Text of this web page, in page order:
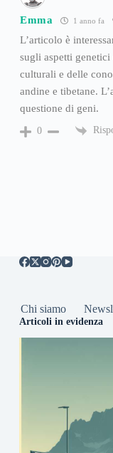
Emma 1 anno fa
L’articolo è
sugli aspetti
culturali e delle
andine e tibetane.
questione di geni.
0
Chi siamo
Articoli in evidenza